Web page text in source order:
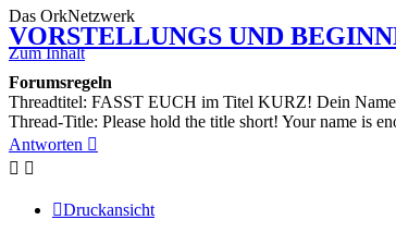
Das OrkNetzwerk
Zum Inhalt
VORSTELLUNGS UND
Forumsregeln
Threadtitel: FASST EUCH im Titel KURZ! Dein Name
Thread-Title: Please hold the title short! Your name is
Antworten
Druckansicht